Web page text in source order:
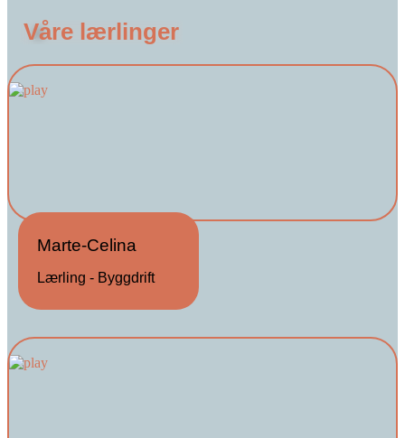
X
Våre lærlinger
Marte-Celina
Lærling - Byggdrift